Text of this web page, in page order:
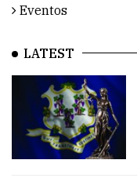
Eventos
LATEST